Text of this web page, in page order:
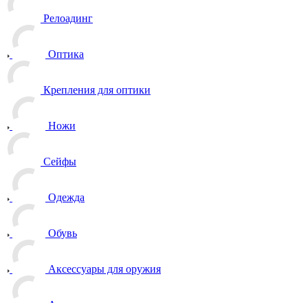
Релоадинг
Оптика
Крепления для оптики
Ножи
Сейфы
Одежда
Обувь
Аксессуары для оружия